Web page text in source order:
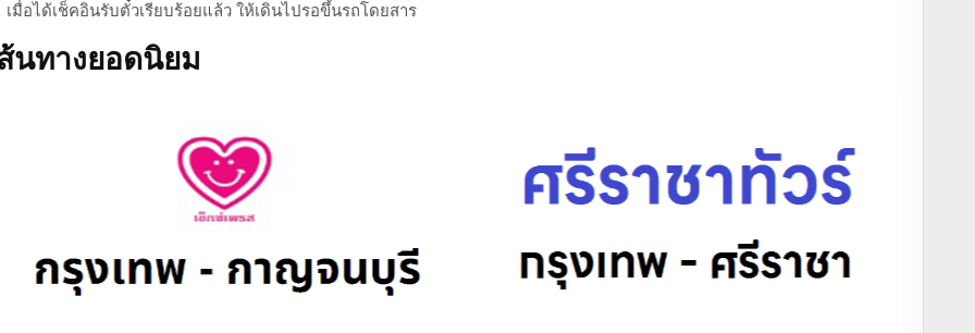
เมื่อได้เช็คอินรับตั๋วเรียบร้อยแล้ว ให้เดินไปรอขึ้นรถโดยสาร
นทางยอดนิยม